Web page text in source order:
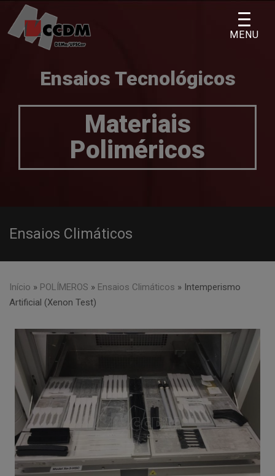
content
Ensaios Tecnológicos
Materiais
Poliméricos
Ensaios Climáticos
Início » POLÍMEROS » Ensaios Climáticos » Intemperismo
Artificial (Xenon Test)
MENU